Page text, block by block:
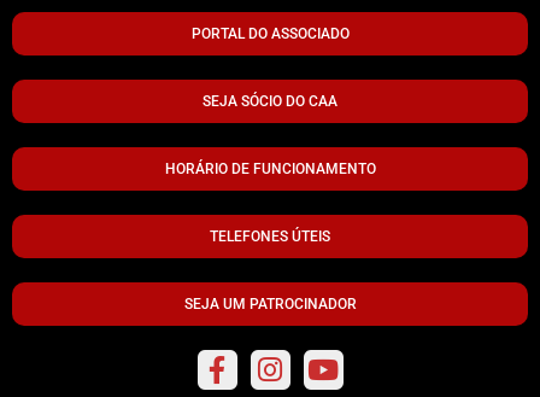
PORTAL DO ASSOCIADO
SEJA SÓCIO DO CAA
HORÁRIO DE FUNCIONAMENTO
TELEFONES ÚTEIS
SEJA UM PATROCINADOR